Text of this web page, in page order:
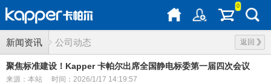
0
新闻资讯 返回
公司动态
聚焦标准建设！Kapper 卡帕尔出席全国静电标委第一届四次会议
来源：本站 时间：2026/1/17 14:19:57